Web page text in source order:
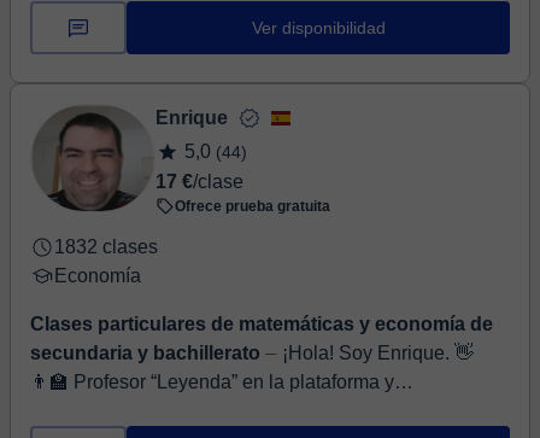
Ver disponibilidad
Enrique
5,0 (44)
17 €/clase
Ofrece prueba gratuita
1832 clases
Economía
Clases particulares de matemáticas y economía de
secundaria y bachillerato ⏤ ¡Hola! Soy Enrique. 👋
👨‍🏫 Profesor “Leyenda” en la plataforma y